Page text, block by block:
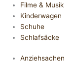
Filme & Musik
Kinderwagen
Schuhe
Schlafsäcke
Anziehsachen